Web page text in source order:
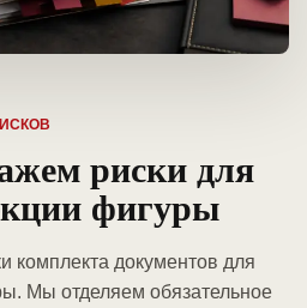
риски для
фигуры
комплекта документов для
Мы отделяем обязательное